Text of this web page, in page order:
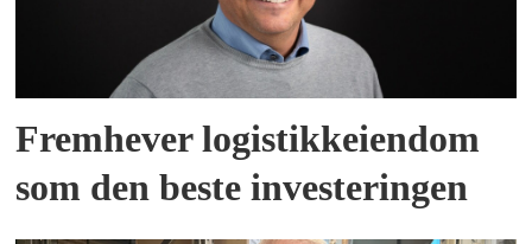
Fremhever logistikkeiendom
som den beste investeringen